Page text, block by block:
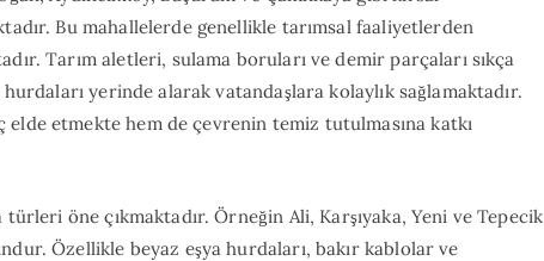
Bu mahallelerde genellikle tarımsal faaliyetlerden
Tarım aletleri, sulama boruları ve demir parçaları sıkça
yerinde alarak vatandaşlara kolaylık sağlamaktadır.
elde etmekte hem de çevrenin temiz tutulmasına katkı
öne çıkmaktadır. Örneğin Ali, Karşıyaka, Yeni ve Tepecik
Özellikle beyaz eşya hurdaları, bakır kablolar ve